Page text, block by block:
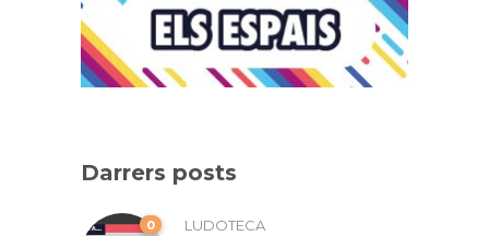
Darrers posts
0 LUDOTECA